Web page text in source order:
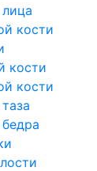
кости
кости
кости